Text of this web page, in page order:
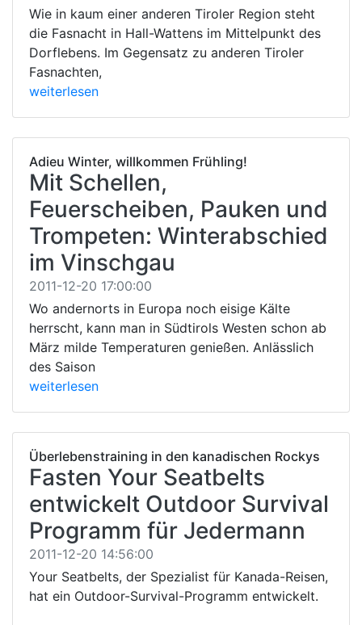
Wie in kaum einer anderen Tiroler Region steht
die Fasnacht in Hall-Wattens im Mittelpunkt des
Dorflebens. Im Gegensatz zu anderen Tiroler
Fasnachten,
weiterlesen
Adieu Winter, willkommen Frühling!
Mit Schellen,
Feuerscheiben, Pauken und
Trompeten: Winterabschied
im Vinschgau
2011-12-20 17:00:00
Wo andernorts in Europa noch eisige Kälte
herrscht, kann man in Südtirols Westen schon ab
März milde Temperaturen genießen. Anlässlich
des Saison
weiterlesen
Überlebenstraining in den kanadischen Rockys
Fasten Your Seatbelts
entwickelt Outdoor Survival
Programm für Jedermann
2011-12-20 14:56:00
Your Seatbelts, der Spezialist für Kanada-Reisen,
hat ein Outdoor-Survival-Programm entwickelt.